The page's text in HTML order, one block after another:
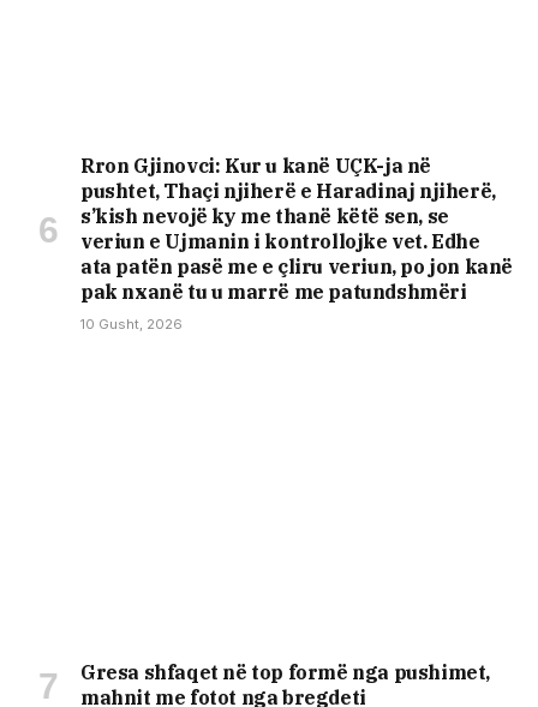
Rron Gjinovci: Kur u kanë UÇK-ja në
pushtet, Thaçi njiherë e Haradinaj njiherë,
s’kish nevojë ky me thanë këtë sen, se
veriun e Ujmanin i kontrollojke vet. Edhe
ata patën pasë me e çliru veriun, po jon kanë
pak nxanë tu u marrë me patundshmëri
10 Gusht, 2026
Gresa shfaqet në top formë nga pushimet,
mahnit me fotot nga bregdeti